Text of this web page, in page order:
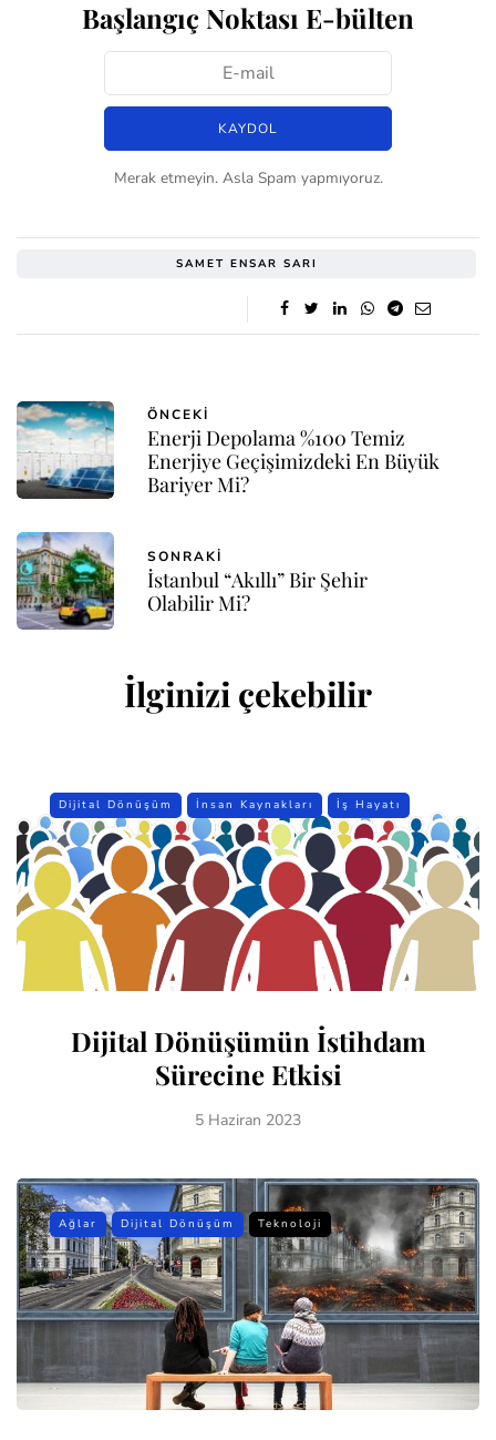
Başlangıç Noktası E-bülten
Merak etmeyin. Asla Spam yapmıyoruz.
SAMET ENSAR SARI
ÖNCEKI
Enerji Depolama %100 Temiz
Enerjiye Geçişimizdeki En Büyük
Bariyer Mi?
SONRAKI
İstanbul “Akıllı” Bir Şehir
Olabilir Mi?
İlginizi çekebilir
Dijital Dönüşüm İnsan Kaynakları İş Hayatı
Dijital Dönüşümün İstihdam
Sürecine Etkisi
5 Haziran 2023
Ağlar Dijital Dönüşüm Teknoloji